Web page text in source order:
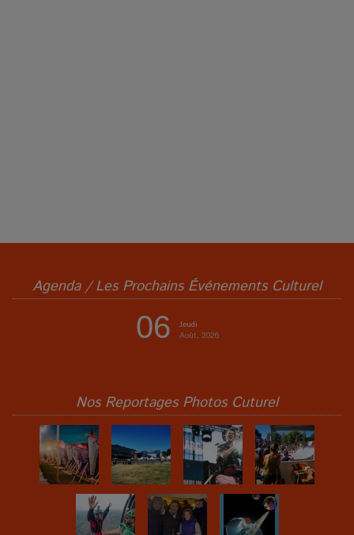
Agenda / Les Prochains Événements Culturel
06
Jeudi
Août, 2026
Nos Reportages Photos Cuturel